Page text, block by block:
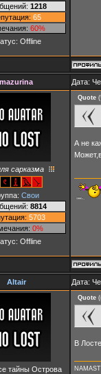
1218
65
60%
Offline
mazurina Дата:
сарказма
Свои
8814
5703
0%
Offline
Quote (
А не
Altair Дата:
тайны Острова
Quote (
В